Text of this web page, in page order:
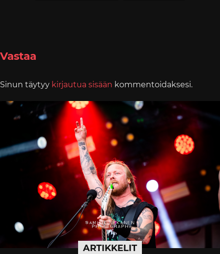
Vastaa
Sinun täytyy kirjautua sisään kommentoidaksesi.
ARTIKKELIT